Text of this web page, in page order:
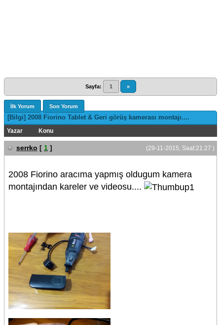
Sayfa: 1 »
İlk Yorum Son Yorum
[Bilgi] 2008 Fiorino Tablet & Geri görüş kamerası montajı....
Yazar Konu
(29-11-2015, Saat:21:27 )
serrko [ 1 ]
2008 Fiorino aracıma yapmış oldugum kamera
montajından kareler ve videosu....